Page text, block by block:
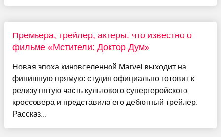
Премьера, трейлер, актеры: что известно о
фильме «Мстители: Доктор Дум»
Новая эпоха киновселенной Marvel выходит на
финишную прямую: студия официально готовит к
релизу пятую часть культового супергеройского
кроссовера и представила его дебютный трейлер.
Рассказ...